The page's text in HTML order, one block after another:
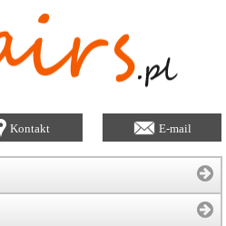
Kontakt E-mail